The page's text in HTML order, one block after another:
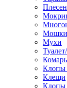
Мошки
Мухи
Клопы
Клещи
Клопы